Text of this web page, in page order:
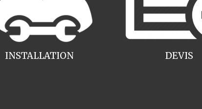
INSTALLATION DEVIS